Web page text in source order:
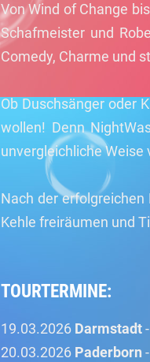
Von Wind of Change
Schafmeister und
Comedy, Charme und
Ob Duschsänger oder
wollen! Denn
unvergleichliche Weise
Nach der
Kehle freiräumen und
TOURTERMINE:
19.03.2026 Darmstadt
20.03.2026 Paderborn